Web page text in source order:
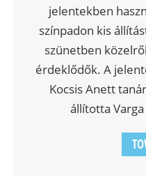
jelentekben
színpadon kis
szünetben
érdeklődők. A
Kocsis Anett
állította